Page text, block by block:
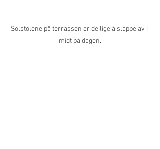
Solstolene på terrassen er deilige å slappe av i
midt på dagen.